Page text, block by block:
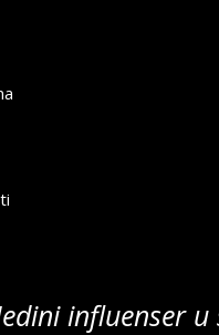
influenser u